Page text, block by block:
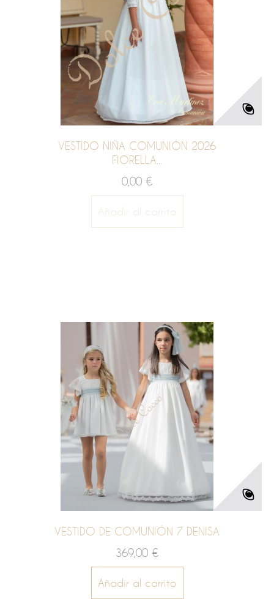
VESTIDO NIÑA COMUNIÓN 2026
FIORELLA...
0,00 €
Añadir al carrito
VESTIDO DE COMUNIÓN 7 DENISA
369,00 €
Añadir al carrito